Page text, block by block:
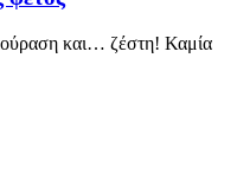
και… ζέστη! Καμία